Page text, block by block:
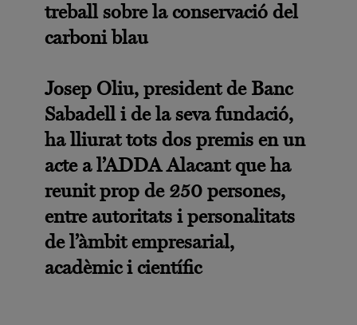
treball sobre la conservació del
carboni blau
Josep Oliu, president de Banc
Sabadell i de la seva fundació,
ha lliurat tots dos premis en un
acte a l’ADDA Alacant que ha
reunit prop de 250 persones,
entre autoritats i personalitats
de l’àmbit empresarial,
acadèmic i científic